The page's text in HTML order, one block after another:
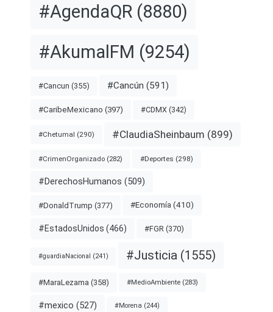
#AgendaQR (8880)
#AkumalFM (9254)
#Cancun (355) #Cancún (591)
#CaribeMexicano (397) #CDMX (342)
#Chetumal (290) #ClaudiaSheinbaum (899)
#CrimenOrganizado (282) #Deportes (298)
#DerechosHumanos (509)
#DonaldTrump (377) #Economía (410)
#EstadosUnidos (466) #FGR (370)
#guardiaNacional (241) #Justicia (1555)
#MaraLezama (358) #MedioAmbiente (283)
#mexico (527) #Morena (244)